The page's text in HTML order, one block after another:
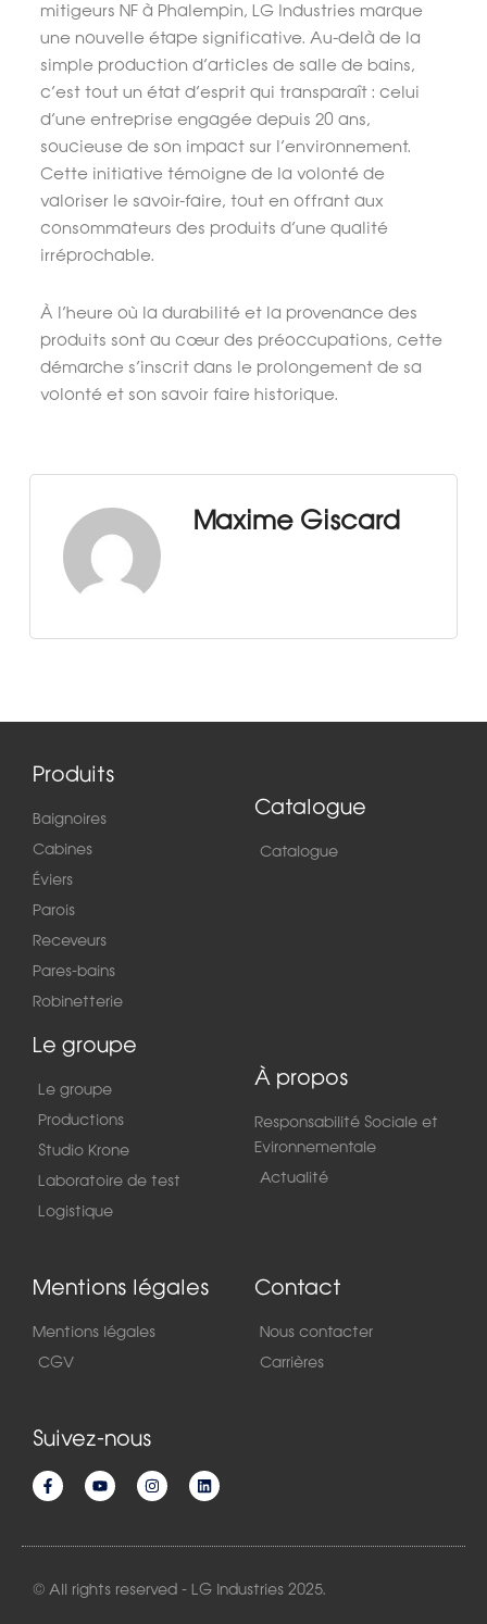
mitigeurs NF à Phalempin, LG Industries marque
une nouvelle étape significative. Au-delà de la
simple production d’articles de salle de bains,
c’est tout un état d’esprit qui transparaît : celui
d’une entreprise engagée depuis 20 ans,
soucieuse de son impact sur l’environnement.
Cette initiative témoigne de la volonté de
valoriser le savoir-faire, tout en offrant aux
consommateurs des produits d’une qualité
irréprochable.
À l’heure où la durabilité et la provenance des
produits sont au cœur des préoccupations, cette
démarche s’inscrit dans le prolongement de sa
volonté et son savoir faire historique.
Maxime Giscard
Produits
Baignoires
Cabines
Éviers
Parois
Receveurs
Pares-bains
Robinetterie
Catalogue
Catalogue
Le groupe
Le groupe
Productions
Studio Krone
Laboratoire de test
Logistique
À propos
Responsabilité Sociale et
Evironnementale
Actualité
Mentions légales
Mentions légales
CGV
Contact
Nous contacter
Carrières
Suivez-nous
© All rights reserved - LG Industries 2025.